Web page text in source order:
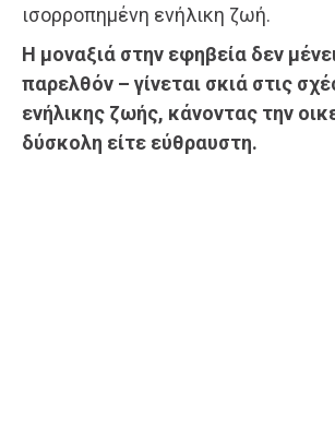
ισορροπημένη ενήλικη ζωή.
Η μοναξιά στην εφηβεία δεν
παρελθόν – γίνεται σκιά στις
ενήλικης ζωής, κάνοντας την
δύσκολη είτε εύθραυστη.